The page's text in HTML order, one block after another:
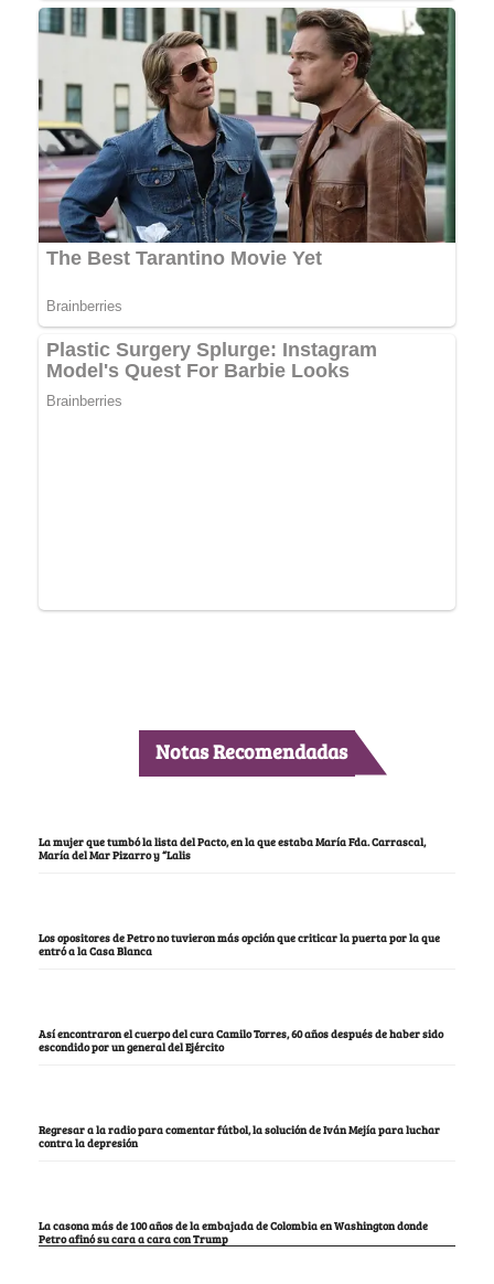
Notas Recomendadas
La mujer que tumbó la lista del Pacto, en la que estaba María Fda. Carrascal,
María del Mar Pizarro y “Lalis
Los opositores de Petro no tuvieron más opción que criticar la puerta por la que
entró a la Casa Blanca
Así encontraron el cuerpo del cura Camilo Torres, 60 años después de haber sido
escondido por un general del Ejército
Regresar a la radio para comentar fútbol, la solución de Iván Mejía para luchar
contra la depresión
La casona más de 100 años de la embajada de Colombia en Washington donde
Petro afinó su cara a cara con Trump